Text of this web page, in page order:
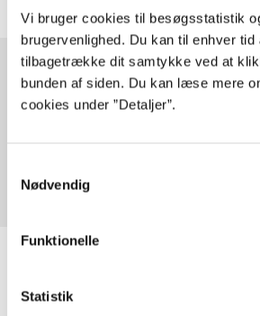
Vi bruger cookies til besøgsstatistik
brugervenlighed. Du kan til enhver
tilbagetrække dit samtykke ved at
bunden af siden. Du kan læse mere
cookies under ”Detaljer”.
Nødvendig
Funktionelle
Statistik
Artikler med samme emner